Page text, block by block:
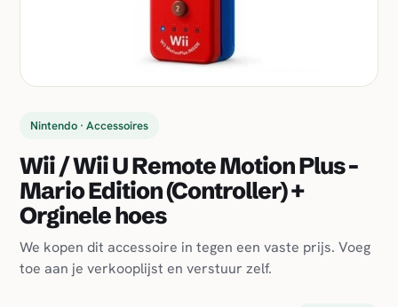
Nintendo · Accessoires
Wii / Wii U Remote Motion Plus -
Mario Edition (Controller) +
Orginele hoes
We kopen dit accessoire in tegen een vaste prijs. Voeg
toe aan je verkooplijst en verstuur zelf.